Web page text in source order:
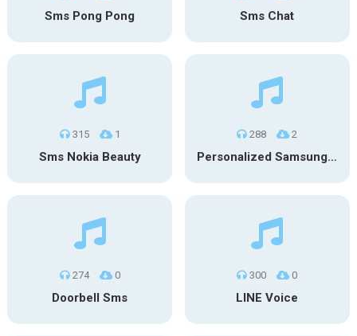
Sms Pong Pong Sms Chat
315 1
Sms Nokia Beauty
288 2
Personalized Samsung SMS
274 0
Doorbell Sms
300 0
LINE Voice